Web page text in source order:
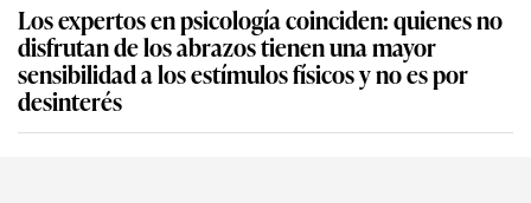
Los expertos en psicología coinciden: quienes no
disfrutan de los abrazos tienen una mayor
sensibilidad a los estímulos físicos y no es por
desinterés